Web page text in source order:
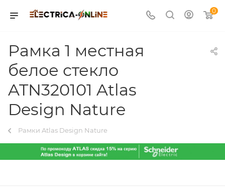
0
Рамка 1 местная
белое стекло
ATN320101 Atlas
Design Nature
Рамки Atlas Design Nature